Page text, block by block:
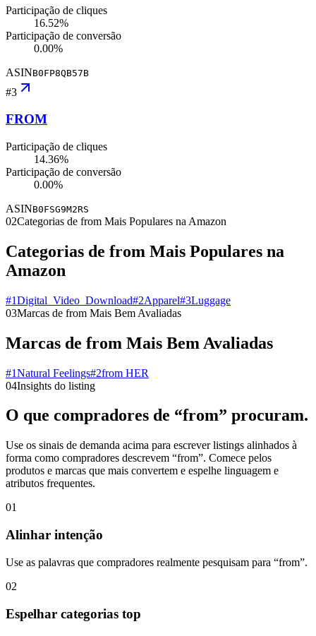
Participação de cliques
16.52%
Participação de conversão
0.00%
ASINB0FP8QB57B
#3
FROM
Participação de cliques
14.36%
Participação de conversão
0.00%
ASINB0FSG9M2RS
02Categorias de from Mais Populares na Amazon
Categorias de from Mais Populares na
Amazon
#1Digital_Video_Download#2Apparel#3Luggage
03Marcas de from Mais Bem Avaliadas
Marcas de from Mais Bem Avaliadas
#1Natural Feelings#2from HER
04Insights do listing
O que compradores de “from” procuram.
Use os sinais de demanda acima para escrever listings alinhados à
forma como compradores descrevem “from”. Comece pelos
produtos e marcas que mais convertem e espelhe linguagem e
atributos frequentes.
01
Alinhar intenção
Use as palavras que compradores realmente pesquisam para “from”.
02
Espelhar categorias top